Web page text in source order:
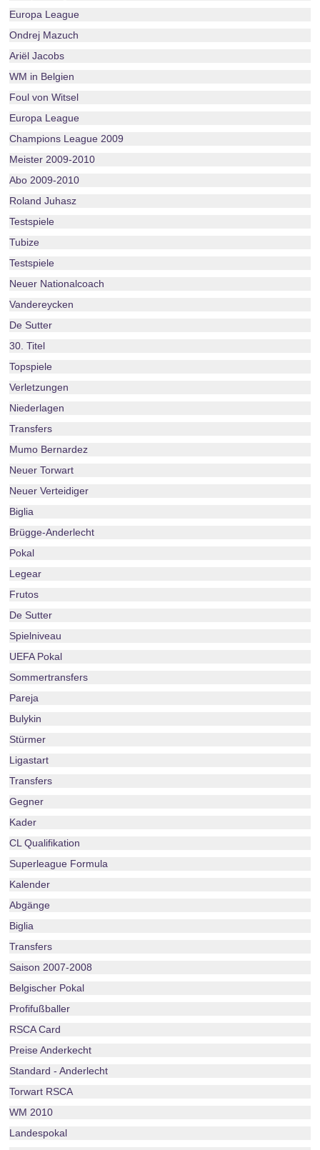
Europa League
Ondrej Mazuch
Ariël Jacobs
WM in Belgien
Foul von Witsel
Europa League
Champions League 2009
Meister 2009-2010
Abo 2009-2010
Roland Juhasz
Testspiele
Tubize
Testspiele
Neuer Nationalcoach
Vandereycken
De Sutter
30. Titel
Topspiele
Verletzungen
Niederlagen
Transfers
Mumo Bernardez
Neuer Torwart
Neuer Verteidiger
Biglia
Brügge-Anderlecht
Pokal
Legear
Frutos
De Sutter
Spielniveau
UEFA Pokal
Sommertransfers
Pareja
Bulykin
Stürmer
Ligastart
Transfers
Gegner
Kader
CL Qualifikation
Superleague Formula
Kalender
Abgänge
Biglia
Transfers
Saison 2007-2008
Belgischer Pokal
Profifußballer
RSCA Card
Preise Anderkecht
Standard - Anderlecht
Torwart RSCA
WM 2010
Landespokal